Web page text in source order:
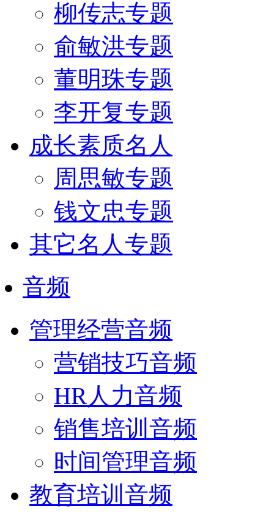
柳传志专题
俞敏洪专题
董明珠专题
李开复专题
成长素质名人
周思敏专题
钱文忠专题
其它名人专题
音频
管理经营音频
营销技巧音频
HR人力音频
销售培训音频
时间管理音频
教育培训音频